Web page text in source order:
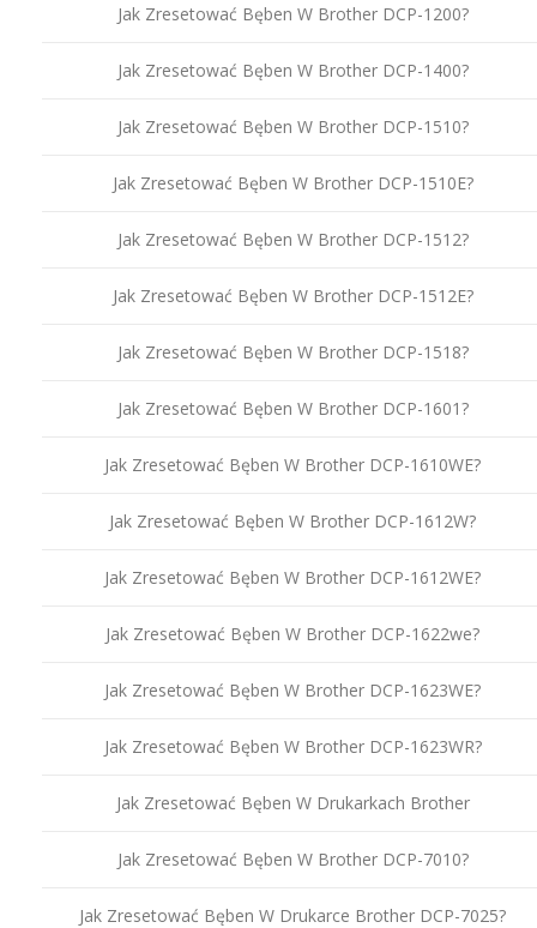
Jak Zresetować Bęben W Brother DCP-1200?
Jak Zresetować Bęben W Brother DCP-1400?
Jak Zresetować Bęben W Brother DCP-1510?
Jak Zresetować Bęben W Brother DCP-1510E?
Jak Zresetować Bęben W Brother DCP-1512?
Jak Zresetować Bęben W Brother DCP-1512E?
Jak Zresetować Bęben W Brother DCP-1518?
Jak Zresetować Bęben W Brother DCP-1601?
Jak Zresetować Bęben W Brother DCP-1610WE?
Jak Zresetować Bęben W Brother DCP-1612W?
Jak Zresetować Bęben W Brother DCP-1612WE?
Jak Zresetować Bęben W Brother DCP-1622we?
Jak Zresetować Bęben W Brother DCP-1623WE?
Jak Zresetować Bęben W Brother DCP-1623WR?
Jak Zresetować Bęben W Drukarkach Brother
Jak Zresetować Bęben W Brother DCP-7010?
Jak Zresetować Bęben W Drukarce Brother DCP-7025?